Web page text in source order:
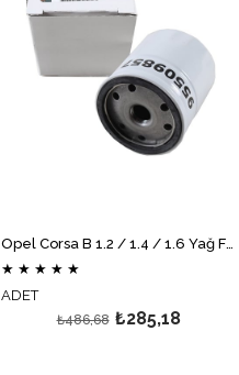
Opel Corsa B 1.2 / 1.4 / 1.6 Yağ Filtresi GM
★ ★ ★ ★ ★
ADET
₺285,18
₺486,68